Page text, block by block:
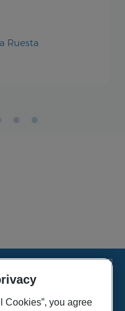
Cookies”, you agree